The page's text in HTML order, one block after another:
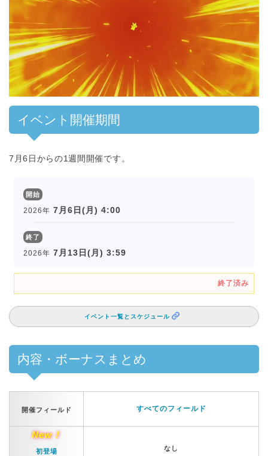
00:00 /01:00
イベント開催期間
7月6日からの1週間開催です。
開始
2026年 7月6日(月) 4:00
終了
2026年 7月13日(月) 3:59
終了済み
イベント一覧とスケジュール
内容・ボーナスまとめ
開催フィールド すべてのフィールド
New！
初登場
なし